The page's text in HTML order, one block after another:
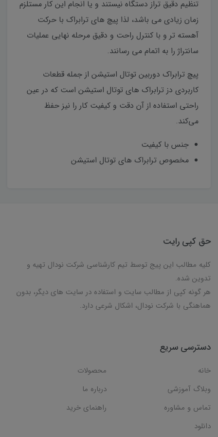
تنظیم دقیق تراز دستگاه نیستند و یا انجام این کار مستلزم
زمان زیادی می باشد، لذا پیچ های ترابراک با حرکت
آهسته تر و با کنترل راحت و دقیق مرحله نهایی عملیات
سانتراژ را به اتمام می رسانند.
پیچ ترابراک دوربین توتال استیشن از جمله قطعات
کاربردی دز ترابراک های توتال استیشن است که در عین
راحتی استفاده از آن دقت و کیفیت کار را نیز حفظ
می‌کند.
جنس با کیفیت
مخصوص ترابراک های توتال استیشن
حق کپی رایت
کلیه مطالب این پیج توسط تیم کارشناسی شرکت نودال تهیه و
تدوین شده.
هر گونه کپی از مطالب سایت و استفاده در سایت های دیگر، بدون
هماهنگی با شرکت نودال، اشکال شرعی دارد.
دسترسی سریع
خانه
محصولات
وبلاگ آموزشی
درباره ما
تماس و مشاوره
راهنمای خرید
دانلود